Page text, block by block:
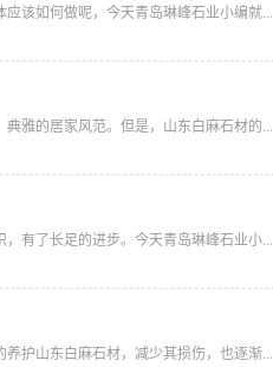
该如何做呢，今天青岛琳峰石业小编就...
雅的居家风范。但是，山东白麻石材的...
有了长足的进步。今天青岛琳峰石业小...
护山东白麻石材，减少其损伤，也逐渐...